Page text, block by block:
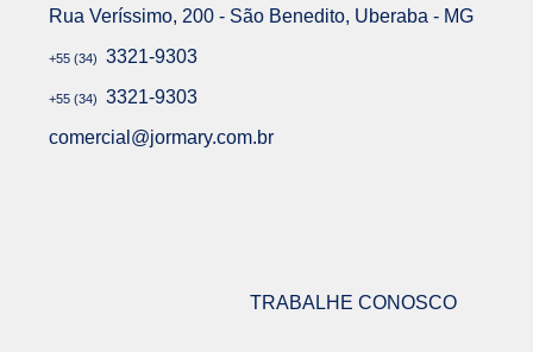
Rua Veríssimo, 200 - São Benedito, Uberaba - MG
+55 (34) 3321-9303
+55 (34)
3321-9303
comercial@jormary.com.br
TRABALHE CONOSCO